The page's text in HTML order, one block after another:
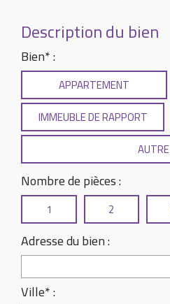
Description du bien
Bien* :
APPARTEMENT
IMMEUBLE DE RAPPORT
AUTRE
Nombre de pièces :
1 2
Adresse du bien :
Ville* :